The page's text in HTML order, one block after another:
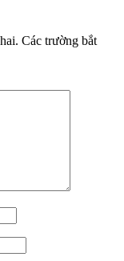
Các trường bắt